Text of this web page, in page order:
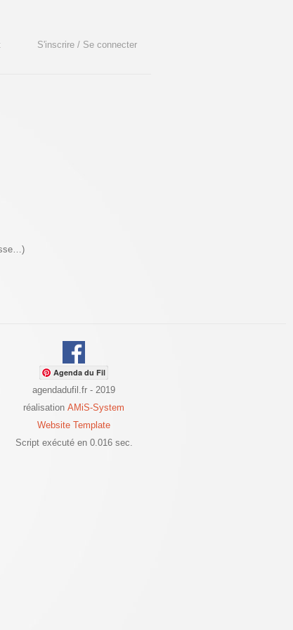
S'inscrire / Se connecter
Agenda du Fil
agendadufil.fr - 2019
réalisation AMiS-System
Website Template
Script exécuté en 0.016 sec.